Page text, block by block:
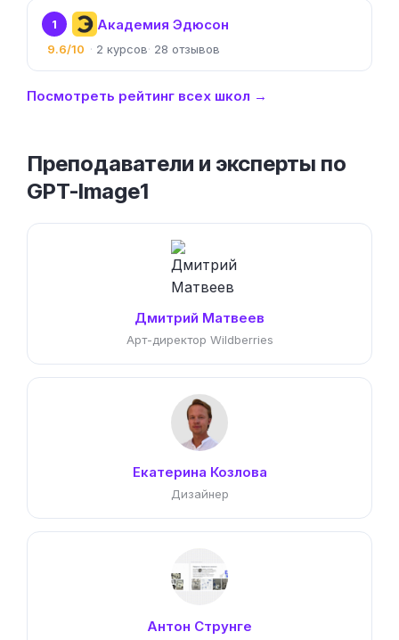
1 Академия Эдюсон
9.6/10 2 28
Посмотреть рейтинг всех школ →
Преподаватели и эксперты по
GPT-Image1
Дмитрий Матвеев
Арт-директор Wildberries
Екатерина Козлова
Дизайнер
Антон Струнге